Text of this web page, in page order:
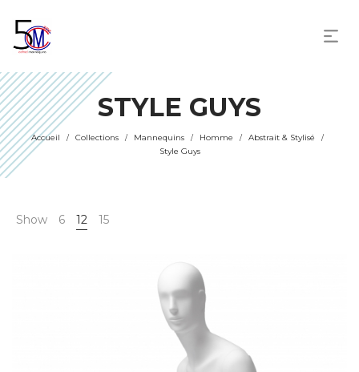
STYLE GUYS
Accueil / Collections / Mannequins / Homme / Abstrait & Stylisé /
Style Guys
Show 6 12 15